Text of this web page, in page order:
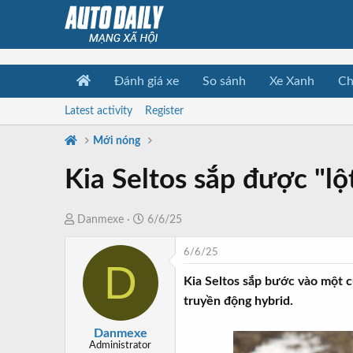
Đánh giá xe So sánh Xe Xanh
Latest activity Register
Mới nóng
Kia Seltos sắp được
T
Danmexe
N
à
ắ
đ
6/6/25
D
Danmexe
Administrator
6/6/25
Kia Seltos sắp bước vào một
truyền động hybrid.